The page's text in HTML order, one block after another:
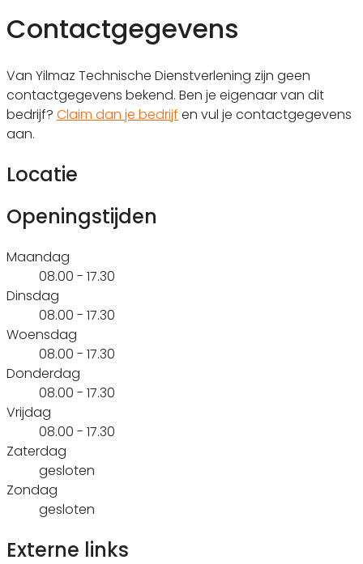
Contactgegevens
Van Yilmaz Technische Dienstverlening zijn geen
contactgegevens bekend. Ben je eigenaar van dit
bedrijf? Claim dan je bedrijf en vul je contactgegevens
aan.
Locatie
Openingstijden
Maandag
08.00 - 17.30
Dinsdag
08.00 - 17.30
Woensdag
08.00 - 17.30
Donderdag
08.00 - 17.30
Vrijdag
08.00 - 17.30
Zaterdag
gesloten
Zondag
gesloten
Externe links